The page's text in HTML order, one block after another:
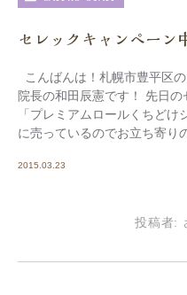
セレックキャンペーン
こんばんは！札幌市豊平区
院長の和田辰憲です！ 先日の
「プレミアムロールくちど
に売っているのでお立ち寄り
2015.03.23
投稿者: